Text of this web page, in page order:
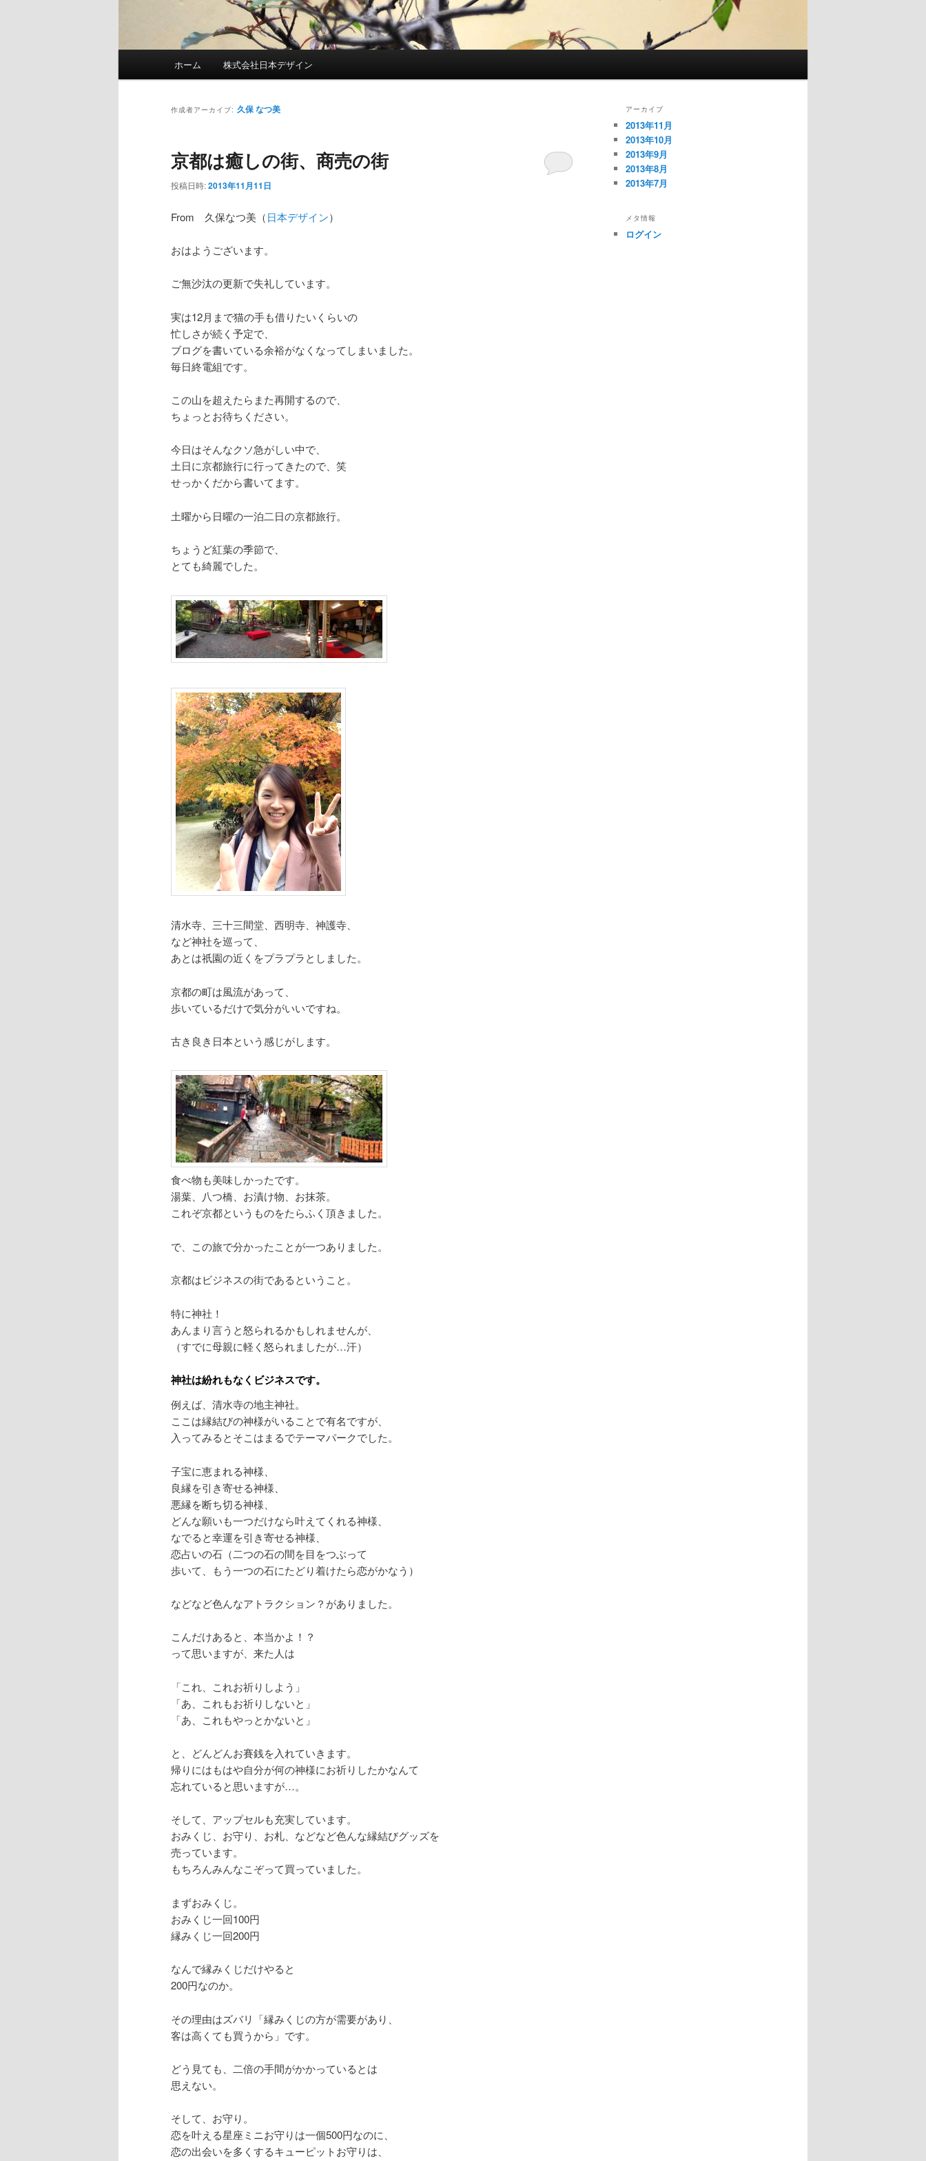
メインコンテンツへ移動
サブコンテンツへ移動
ホーム 株式会社日本デザイン
作成者アーカイブ: 久保 なつ美
京都は癒しの街、商売の街
投稿日時:2013年11月11日
From 久保なつ美（日本デザイン）
おはようございます。
ご無沙汰の更新で失礼しています。
実は12月まで猫の手も借りたいくらいの
忙しさが続く予定で、
ブログを書いている余裕がなくなってしまいました。
毎日終電組です。
この山を超えたらまた再開するので、
ちょっとお待ちください。
今日はそんなクソ急がしい中で、
土日に京都旅行に行ってきたので、笑
せっかくだから書いてます。
土曜から日曜の一泊二日の京都旅行。
ちょうど紅葉の季節で、
とても綺麗でした。
清水寺、三十三間堂、西明寺、神護寺、
など神社を巡って、
あとは祇園の近くをプラプラとしました。
京都の町は風流があって、
歩いているだけで気分がいいですね。
古き良き日本という感じがします。
食べ物も美味しかったです。
湯葉、八つ橋、お漬け物、お抹茶。
これぞ京都というものをたらふく頂きました。
で、この旅で分かったことが一つありました。
京都はビジネスの街であるということ。
特に神社！
あんまり言うと怒られるかもしれませんが、
（すでに母親に軽く怒られましたが…汗）
神社は紛れもなくビジネスです。
例えば、清水寺の地主神社。
ここは縁結びの神様がいることで有名ですが、
入ってみるとそこはまるでテーマパークでした。
子宝に恵まれる神様、
良縁を引き寄せる神様、
悪縁を断ち切る神様、
どんな願いも一つだけなら叶えてくれる神様、
なでると幸運を引き寄せる神様、
恋占いの石（二つの石の間を目をつぶって
歩いて、もう一つの石にたどり着けたら恋がかなう）
などなど色んなアトラクション？がありました。
こんだけあると、本当かよ！？
って思いますが、来た人は
「これ、これお祈りしよう」
「あ、これもお祈りしないと」
「あ、これもやっとかないと」
と、どんどんお賽銭を入れていきます。
帰りにはもはや自分が何の神様にお祈りしたかなんて
忘れていると思いますが…。
そして、アップセルも充実しています。
おみくじ、お守り、お札、などなど色んな縁結びグッズを
売っています。
もちろんみんなこぞって買っていました。
まずおみくじ。
おみくじ一回100円
縁みくじ一回200円
なんで縁みくじだけやると
200円なのか。
その理由はズバリ「縁みくじの方が需要があり、
客は高くても買うから」です。
どう見ても、二倍の手間がかかっているとは
思えない。
そして、お守り。
恋を叶える星座ミニお守りは一個500円なのに、
恋の出会いを多くするキューピットお守りは、
アーカイブ
2013年11月
2013年10月
2013年9月
2013年8月
2013年7月
メタ情報
ログイン